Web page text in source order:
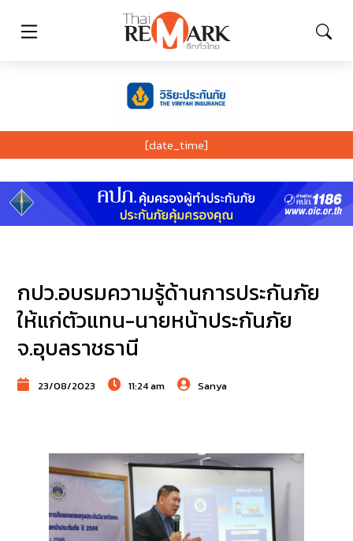
[date_time]
กปว.อบรมความรู้ด้านการประกันภัย
ให้แก่ตัวแทน-นายหน้าประกันภัย
จ.อุบลราชธานี
23/08/2023 11:24 am Sanya